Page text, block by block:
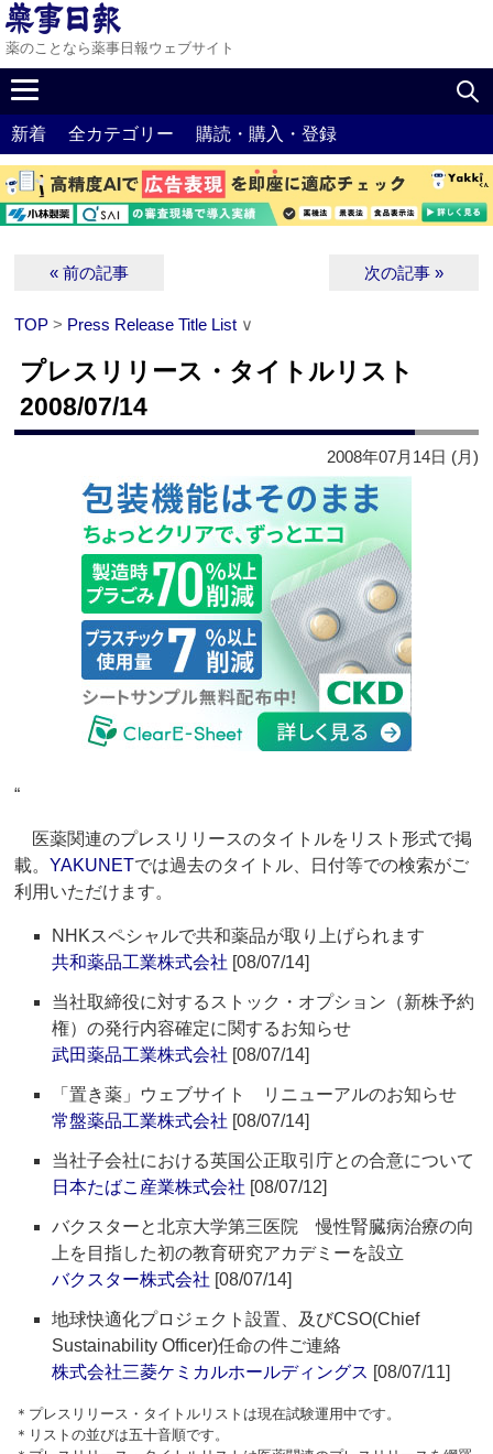
薬のことなら薬事日報ウェブサイト
新着 全カテゴリー 購読・購入・登録
« 前の記事 次の記事 »
TOP > Press Release Title List ∨
プレスリリース・タイトルリスト
2008/07/14
2008年07月14日 (月)
“
医薬関連のプレスリリースのタイトルをリスト形式で掲
載。YAKUNETでは過去のタイトル、日付等での検索がご
利用いただけます。
NHKスペシャルで共和薬品が取り上げられます
共和薬品工業株式会社 [08/07/14]
当社取締役に対するストック・オプション（新株予約
権）の発行内容確定に関するお知らせ
武田薬品工業株式会社 [08/07/14]
「置き薬」ウェブサイト リニューアルのお知らせ
常盤薬品工業株式会社 [08/07/14]
当社子会社における英国公正取引庁との合意について
日本たばこ産業株式会社 [08/07/12]
バクスターと北京大学第三医院 慢性腎臓病治療の向
上を目指した初の教育研究アカデミーを設立
バクスター株式会社 [08/07/14]
地球快適化プロジェクト設置、及びCSO(Chief
Sustainability Officer)任命の件ご連絡
株式会社三菱ケミカルホールディングス [08/07/11]
＊プレスリリース・タイトルリストは現在試験運用中です。
＊リストの並びは五十音順です。